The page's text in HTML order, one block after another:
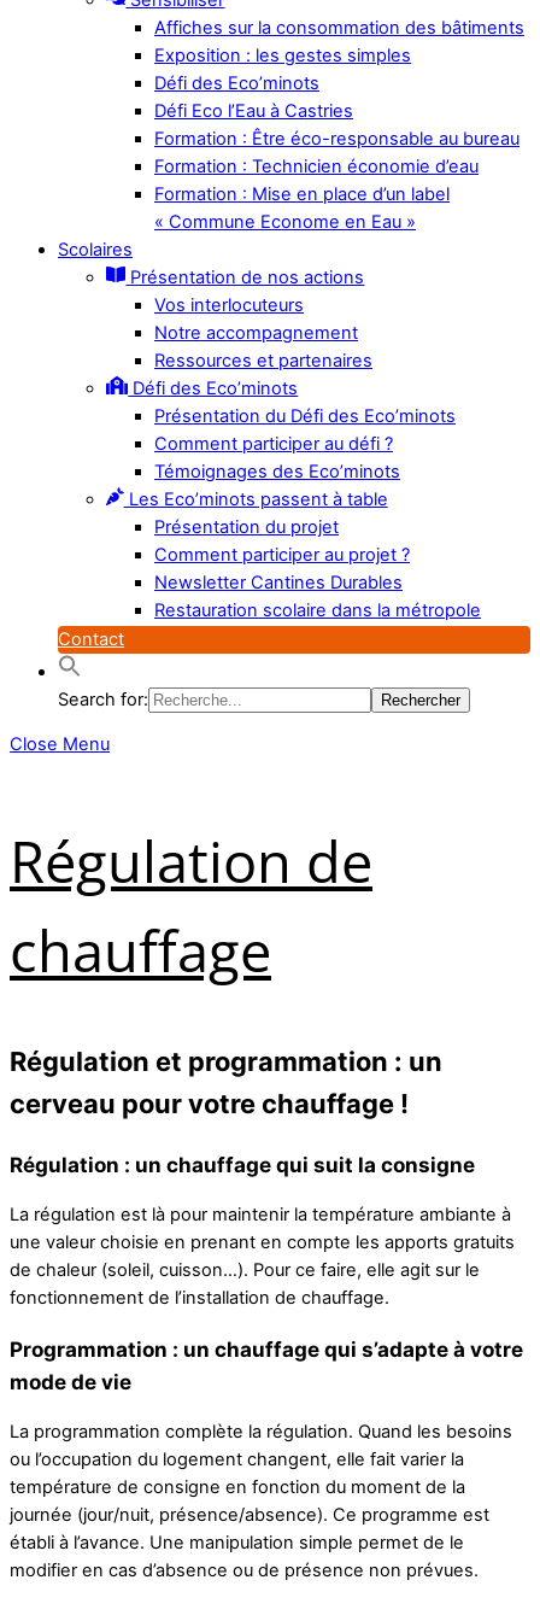
Affiches sur la consommation des bâtiments
Exposition : les gestes simples
Défi des Eco’minots
Défi Eco l’Eau à Castries
Formation : Être éco-responsable au bureau
Formation : Technicien économie d’eau
Formation : Mise en place d’un label
« Commune Econome en Eau »
Scolaires
Présentation de nos actions
Vos interlocuteurs
Notre accompagnement
Ressources et partenaires
Défi des Eco’minots
Présentation du Défi des Eco’minots
Comment participer au défi ?
Témoignages des Eco’minots
Les Eco’minots passent à table
Présentation du projet
Comment participer au projet ?
Newsletter Cantines Durables
Restauration scolaire dans la métropole
Contact
Search for:
Close Menu
Régulation de
chauffage
Régulation et programmation : un
cerveau pour votre chauffage !
Régulation : un chauffage qui suit la consigne
La régulation est là pour maintenir la température ambiante à
une valeur choisie en prenant en compte les apports gratuits
de chaleur (soleil, cuisson…). Pour ce faire, elle agit sur le
fonctionnement de l’installation de chauffage.
Programmation : un chauffage qui s’adapte à votre
mode de vie
La programmation complète la régulation. Quand les besoins
ou l’occupation du logement changent, elle fait varier la
température de consigne en fonction du moment de la
journée (jour/nuit, présence/absence). Ce programme est
établi à l’avance. Une manipulation simple permet de le
modifier en cas d’absence ou de présence non prévues.